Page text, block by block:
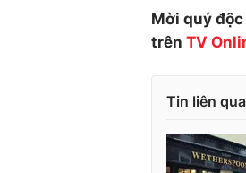
Mời quý
trên TV
Tin liên